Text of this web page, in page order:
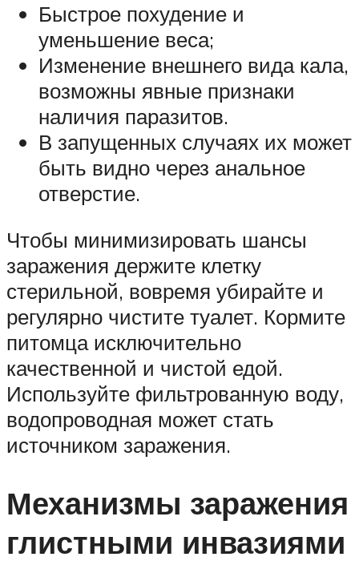
Быстрое похудение и
уменьшение веса;
Изменение внешнего вида кала,
возможны явные признаки
наличия паразитов.
В запущенных случаях их может
быть видно через анальное
отверстие.
Чтобы минимизировать шансы
заражения держите клетку
стерильной, вовремя убирайте и
регулярно чистите туалет. Кормите
питомца исключительно
качественной и чистой едой.
Используйте фильтрованную воду,
водопроводная может стать
источником заражения.
Механизмы заражения
глистными инвазиями